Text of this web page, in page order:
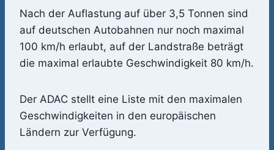
Nach der Auflastung auf über 3,5 Tonnen sind
auf deutschen Autobahnen nur noch maximal
100 km/h erlaubt, auf der Landstraße beträgt
die maximal erlaubte Geschwindigkeit 80 km/h.
Der ADAC stellt eine Liste mit den maximalen
Geschwindigkeiten in den europäischen
Ländern zur Verfügung.